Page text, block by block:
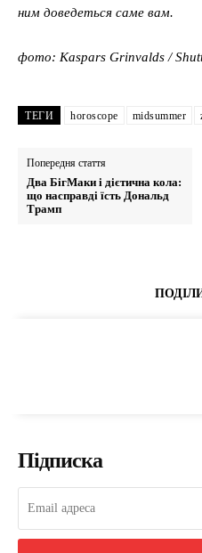
ним доведеться саме вам.
фото: Kaspars Grinvalds /
ТЕГИ horoscope midsummer
Попередня стаття
Два БігМаки і дієтична кола:
що насправді їсть Дональд
Трамп
Підписка